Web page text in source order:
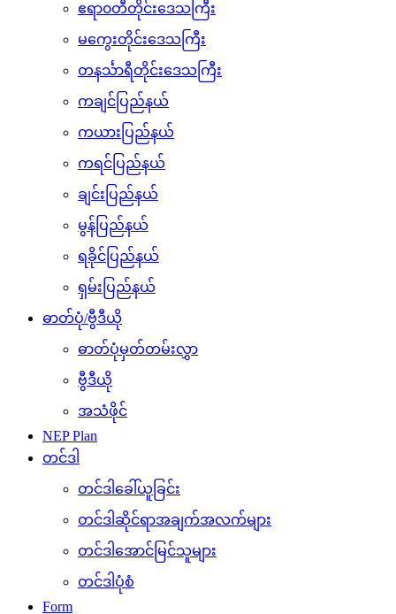
ဧရာ၀တီတိုင်းဒေသကြီး
မကွေးတိုင်းဒေသကြီး
တနင်္သာရီတိုင်းဒေသကြီး
ကချင်ပြည်နယ်
ကယားပြည်နယ်
ကရင်ပြည်နယ်
ချင်းပြည်နယ်
မွန်ပြည်နယ်
ရခိုင်ပြည်နယ်
ရှမ်းပြည်နယ်
ဓာတ်ပုံ/ဗွီဒီယို
ဓာတ်ပုံမှတ်တမ်းလွှာ
ဗွီဒီယို
အသံဖိုင်
NEP Plan
တင်ဒါ
တင်ဒါခေါ်ယူခြင်း
တင်ဒါဆိုင်ရာအချက်အလက်များ
တင်ဒါအောင်မြင်သူများ
တင်ဒါပုံစံ
Form